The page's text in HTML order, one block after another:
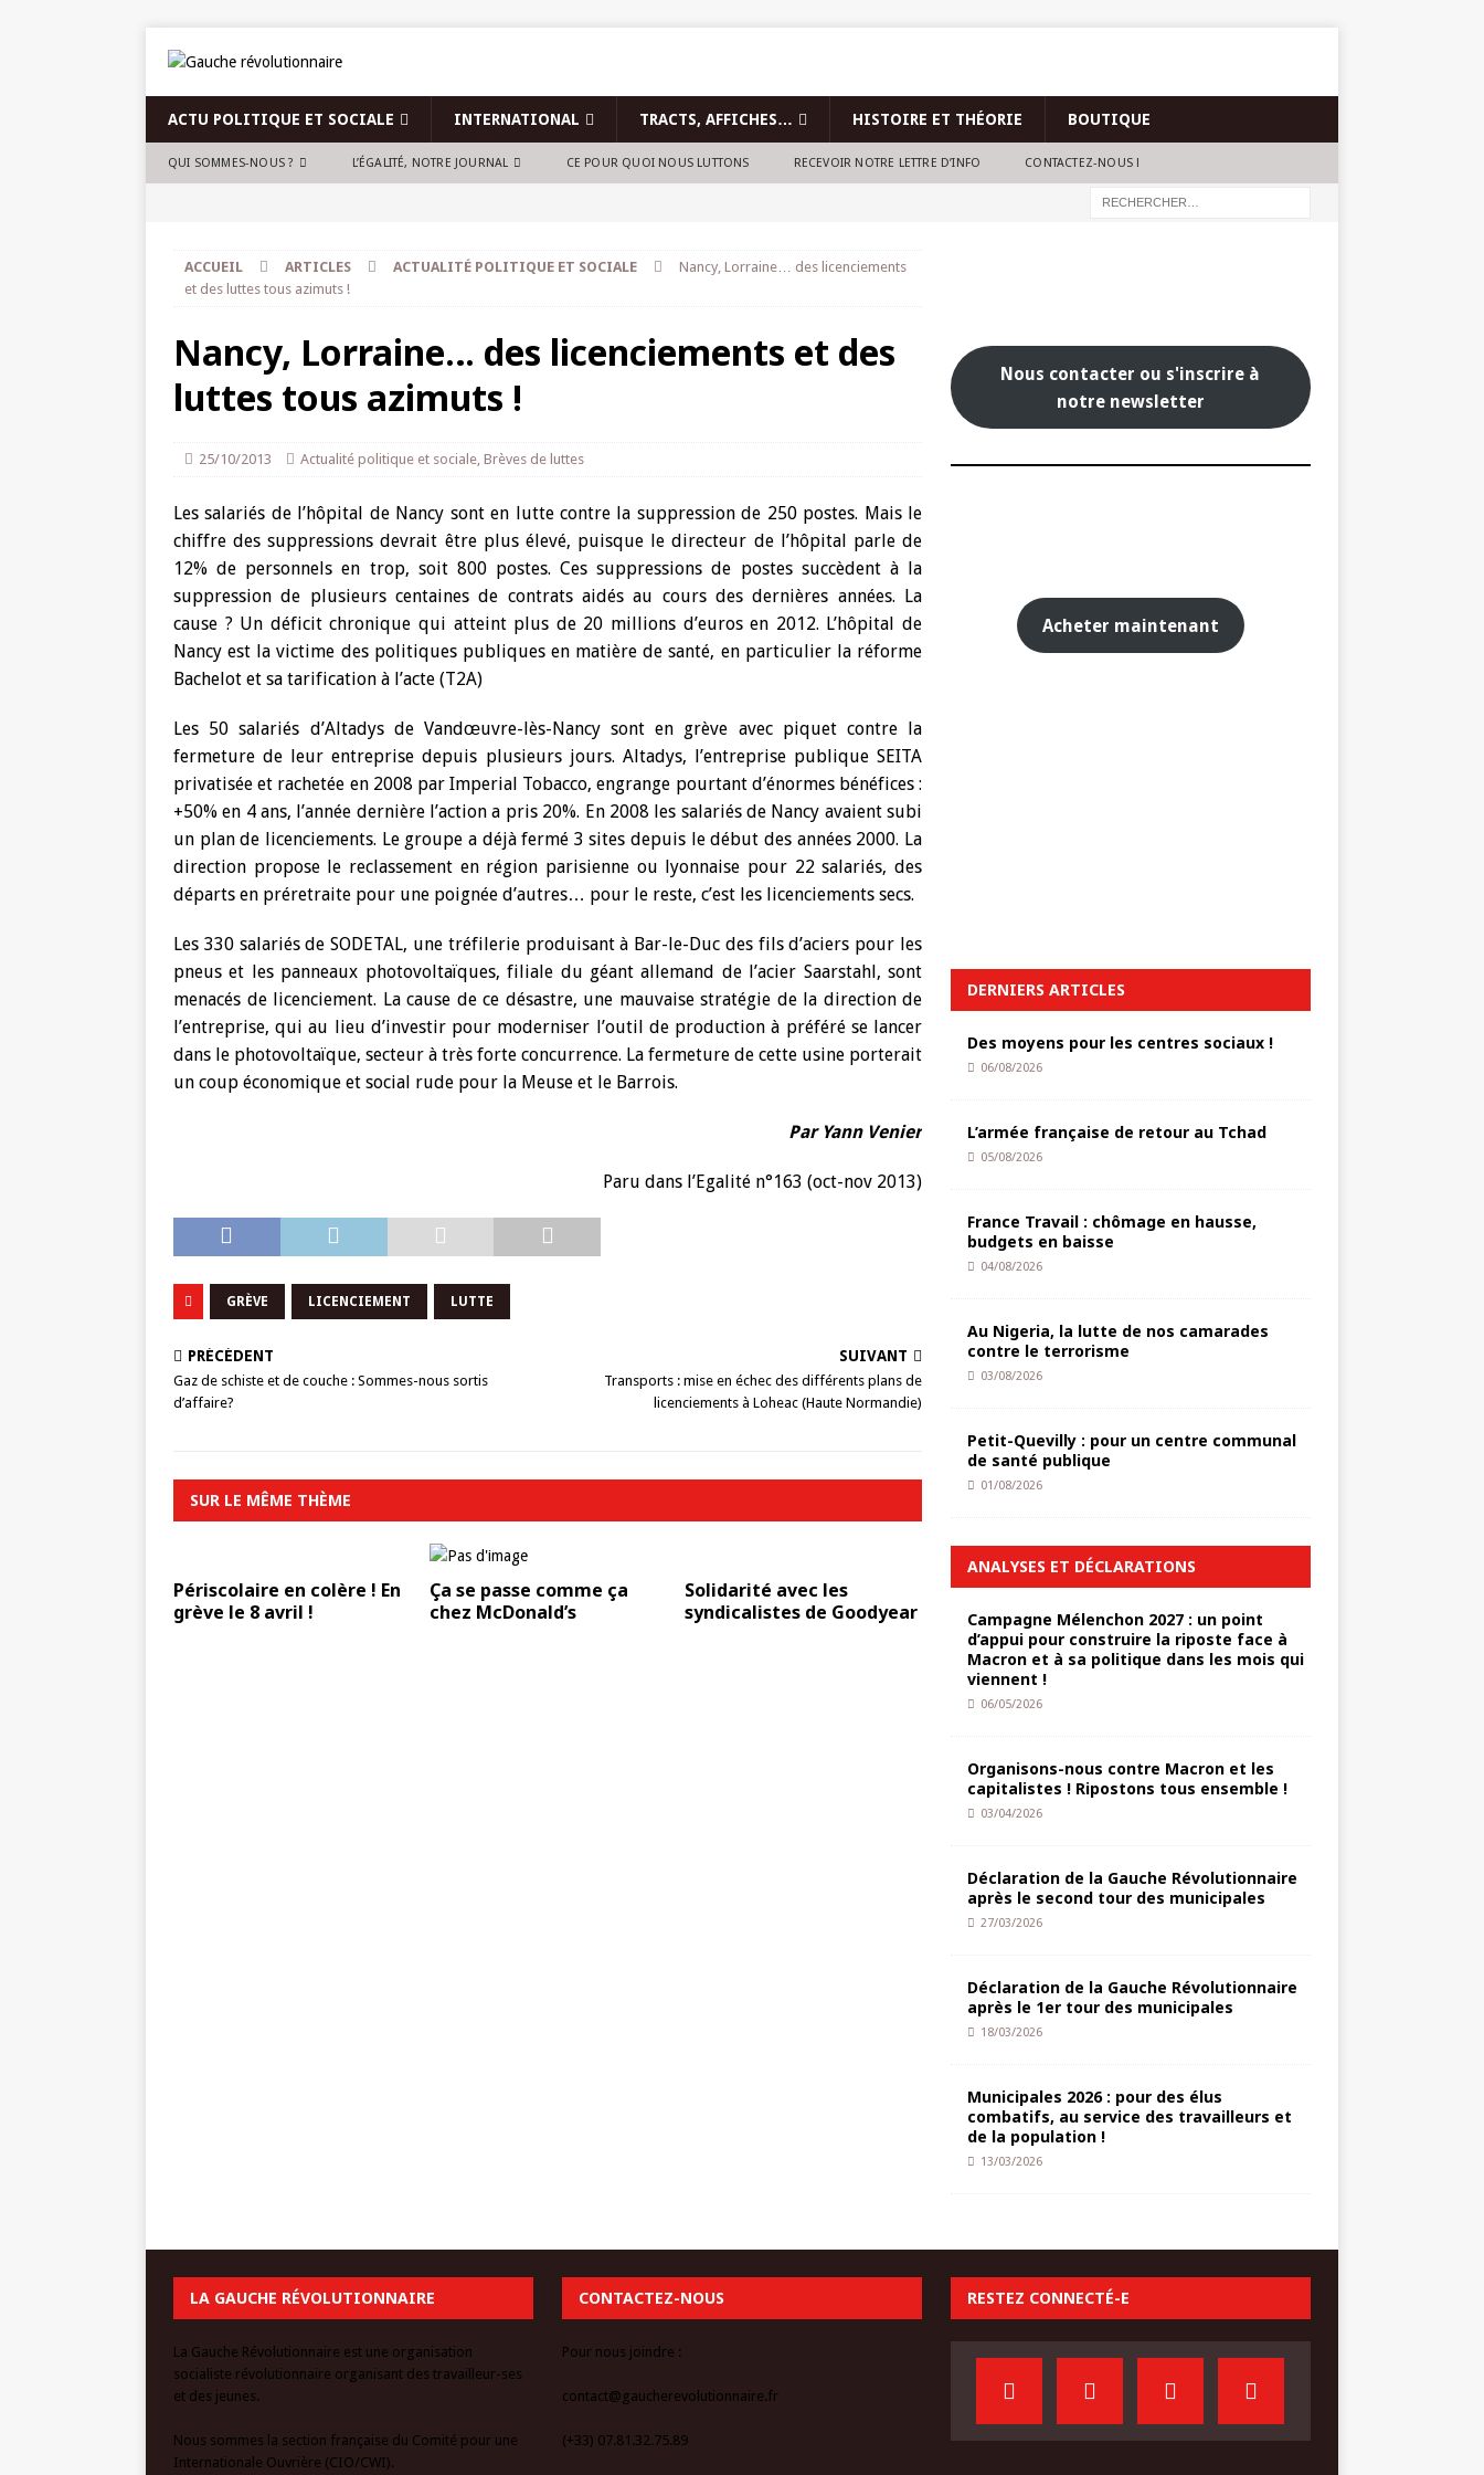
ACTU POLITIQUE ET SOCIALE INTERNATIONAL TRACTS, AFFICHES… HISTOIRE ET THÉORIE BOUTIQUE
QUI SOMMES-NOUS ? L’ÉGALITÉ, NOTRE JOURNAL CE POUR QUOI NOUS LUTTONS RECEVOIR NOTRE LETTRE D’INFO CONTACTEZ-NOUS !
ACCUEIL ARTICLES ACTUALITÉ POLITIQUE ET SOCIALE
Nancy, Lorraine… des licenciements
et des luttes tous azimuts !
Nancy, Lorraine… des licenciements et des
luttes tous azimuts !
25/10/2013 Actualité politique et sociale, Brèves de luttes
Les salariés de l’hôpital de Nancy sont en lutte contre la suppression de 250 postes. Mais le
chiffre des suppressions devrait être plus élevé, puisque le directeur de l’hôpital parle de
12% de personnels en trop, soit 800 postes. Ces suppressions de postes succèdent à la
suppression de plusieurs centaines de contrats aidés au cours des dernières années. La
cause ? Un déficit chronique qui atteint plus de 20 millions d’euros en 2012. L’hôpital de
Nancy est la victime des politiques publiques en matière de santé, en particulier la réforme
Bachelot et sa tarification à l’acte (T2A)
Les 50 salariés d’Altadys de Vandœuvre-lès-Nancy sont en grève avec piquet contre la
fermeture de leur entreprise depuis plusieurs jours. Altadys, l’entreprise publique SEITA
privatisée et rachetée en 2008 par Imperial Tobacco, engrange pourtant d’énormes bénéfices :
+50% en 4 ans, l’année dernière l’action a pris 20%. En 2008 les salariés de Nancy avaient subi
un plan de licenciements. Le groupe a déjà fermé 3 sites depuis le début des années 2000. La
direction propose le reclassement en région parisienne ou lyonnaise pour 22 salariés, des
départs en préretraite pour une poignée d’autres… pour le reste, c’est les licenciements secs.
Les 330 salariés de SODETAL, une tréfilerie produisant à Bar-le-Duc des fils d’aciers pour les
pneus et les panneaux photovoltaïques, filiale du géant allemand de l’acier Saarstahl, sont
menacés de licenciement. La cause de ce désastre, une mauvaise stratégie de la direction de
l’entreprise, qui au lieu d’investir pour moderniser l’outil de production à préféré se lancer
dans le photovoltaïque, secteur à très forte concurrence. La fermeture de cette usine porterait
un coup économique et social rude pour la Meuse et le Barrois.
Par Yann Venier
Paru dans l’Egalité n°163 (oct-nov 2013)
GRÈVE LICENCIEMENT LUTTE
PRÉCÉDENT
Gaz de schiste et de couche : Sommes-nous sortis
d’affaire?
SUIVANT
Transports : mise en échec des différents plans de
licenciements à Loheac (Haute Normandie)
SUR LE MÊME THÈME
Périscolaire en colère ! En
grève le 8 avril !
Ça se passe comme ça
chez McDonald’s
Solidarité avec les
syndicalistes de Goodyear
Nous contacter ou s'inscrire à
notre newsletter
Acheter maintenant
DERNIERS ARTICLES
Des moyens pour les centres sociaux !
06/08/2026
L’armée française de retour au Tchad
05/08/2026
France Travail : chômage en hausse,
budgets en baisse
04/08/2026
Au Nigeria, la lutte de nos camarades
contre le terrorisme
03/08/2026
Petit-Quevilly : pour un centre communal
de santé publique
01/08/2026
ANALYSES ET DÉCLARATIONS
Campagne Mélenchon 2027 : un point
d’appui pour construire la riposte face à
Macron et à sa politique dans les mois qui
viennent !
06/05/2026
Organisons-nous contre Macron et les
capitalistes ! Ripostons tous ensemble !
03/04/2026
Déclaration de la Gauche Révolutionnaire
après le second tour des municipales
27/03/2026
Déclaration de la Gauche Révolutionnaire
après le 1er tour des municipales
18/03/2026
Municipales 2026 : pour des élus
combatifs, au service des travailleurs et
de la population !
13/03/2026
LA GAUCHE RÉVOLUTIONNAIRE
La Gauche Révolutionnaire est une organisation
socialiste révolutionnaire organisant des travailleur-ses
et des jeunes.
Nous sommes la section française du Comité pour une
Internationale Ouvrière (CIO/CWI).
CONTACTEZ-NOUS
Pour nous joindre :
contact@gaucherevolutionnaire.fr
(+33) 07.81.32.75.89
RESTEZ CONNECTÉ-E